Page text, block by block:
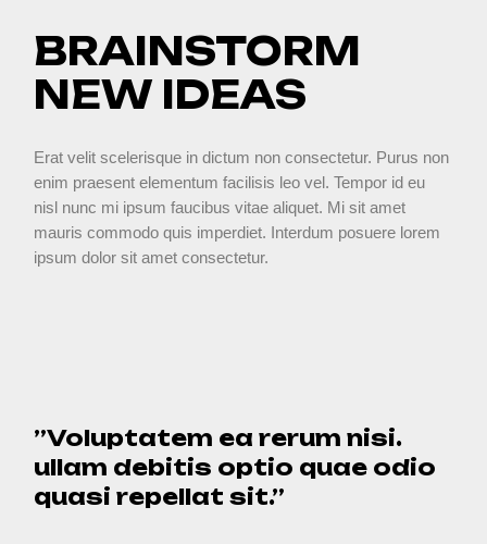
BRAINSTORM
NEW IDEAS
Erat velit scelerisque in dictum non consectetur. Purus non
enim praesent elementum facilisis leo vel. Tempor id eu
nisl nunc mi ipsum faucibus vitae aliquet. Mi sit amet
mauris commodo quis imperdiet. Interdum posuere lorem
ipsum dolor sit amet consectetur.
”Voluptatem ea rerum nisi.
ullam debitis optio quae odio
quasi repellat sit.”